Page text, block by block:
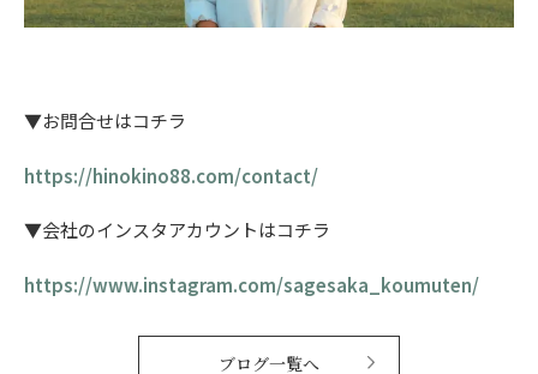
▼お問合せはコチラ
https://hinokino88.com/contact/
▼会社のインスタアカウントはコチラ
https://www.instagram.com/sagesaka_koumuten/
ブログ一覧へ